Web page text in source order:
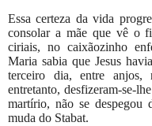
Essa certeza da vida
consolar a mãe que vê o
ciriais, no caixãozinho
Maria sabia que Jesus
terceiro dia, entre
entretanto, desfizeram-se-
martírio, não se despegou
muda do Stabat.